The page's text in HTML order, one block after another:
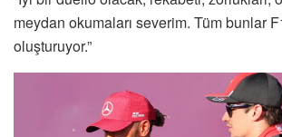
meydan okumaları severim. Tüm bunlar
oluşturuyor.”